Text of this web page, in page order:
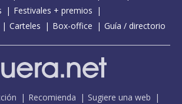
Festivales + premios
Carteles Box-office Guía / directorio
Recomienda
Sugiere una web